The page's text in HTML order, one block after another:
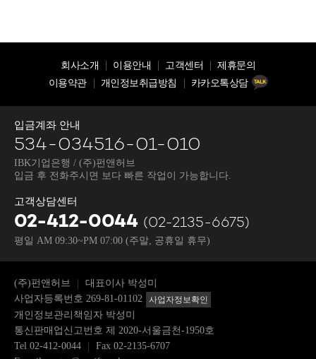
회사소개 이용안내 고객센터
제휴문의
이용약관
개인정보취급방침 카카오톡상담
입금계좌 안내
534-034516-01-010
IBK기업은행 / (주)펀앤허브
입금 후 전화주시면 보다 빠른 작업이 가능합니다.
고객상담센터
02-412-0044 (02-2135-6675)
평일 AM 09:30~PM 07:00 (주말, 공휴일 휴무)
(주)펀앤허브
대표이사 박성미
사업자등록번호 269-81-01102
사업자정보확인
개인정보관리책임자 박성미
통신판매업신고번호 제 2020-서울금천-1950호
Tel 02-412-0044
Fax 02-2135-6707